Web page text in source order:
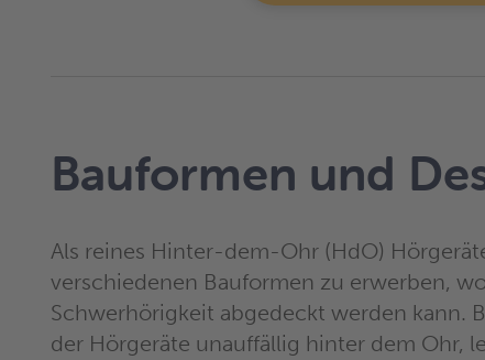
Bauformen und
Als reines Hinter-dem-Ohr (HdO)
verschiedenen Bauformen zu erwerben,
Schwerhörigkeit abgedeckt werden kann.
der Hörgeräte unauffällig hinter dem Ohr,